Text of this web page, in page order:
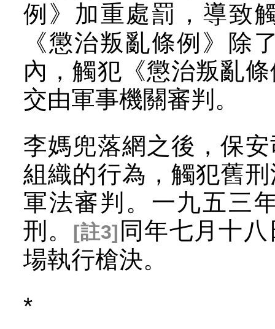
例》加重處罰，導致
《懲治叛亂條例》除
內，觸犯《懲治叛亂
交由軍事機關審判。
李媽兜落網之後，保
組織的行為，觸犯舊
軍法審判。一九五三
刑。
[註3] 同年七月十
場執行槍決。
*